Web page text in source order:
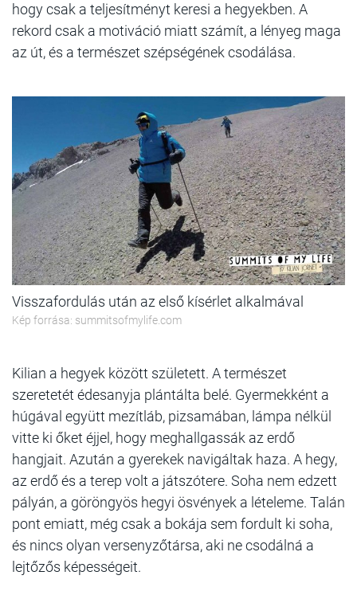
hogy csak a teljesítményt keresi a hegyekben. A
rekord csak a motiváció miatt számít, a lényeg maga
az út, és a természet szépségének csodálása.
Visszafordulás után az első kísérlet alkalmával
Kép forrása: summitsofmylife.com
Kilian a hegyek között született. A természet
szeretetét édesanyja plántálta belé. Gyermekként a
húgával együtt mezítláb, pizsamában, lámpa nélkül
vitte ki őket éjjel, hogy meghallgassák az erdő
hangjait. Azután a gyerekek navigáltak haza. A hegy,
az erdő és a terep volt a játszótere. Soha nem edzett
pályán, a göröngyös hegyi ösvények a lételeme. Talán
pont emiatt, még csak a bokája sem fordult ki soha,
és nincs olyan versenyzőtársa, aki ne csodálná a
lejtőzős képességeit.